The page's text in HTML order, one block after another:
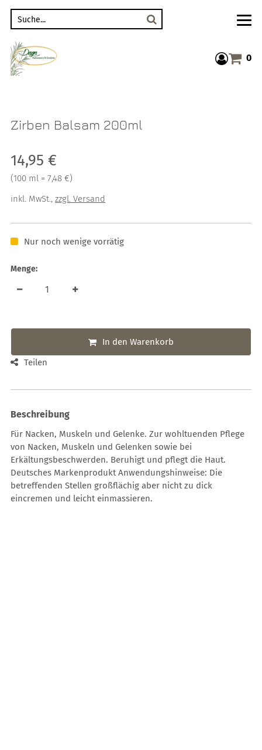
0
Zirben Balsam 200ml
Verkaufspreis: 14,95 €
14,95 €
Preis pro 100 ml = 7,48 €
(100 ml = 7,48 €)
inkl. MwSt.,zzgl. Versand
Nur noch wenige vorrätig
Menge:
In den Warenkorb
Teilen
Beschreibung
Für Nacken, Muskeln und Gelenke. Zur wohltuenden Pflege
von Nacken, Muskeln und Gelenken sowie bei
Erkältungsbeschwerden. Beruhigt und pflegt die Haut.
Deutsches Markenprodukt Anwendungshinweise: Die
betreffenden Stellen großflächig aber nicht zu dick
eincremen und leicht einmassieren.